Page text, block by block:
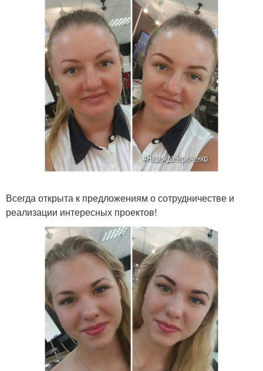
Всегда открыта к предложениям о сотрудничестве и
реализации интересных проектов!